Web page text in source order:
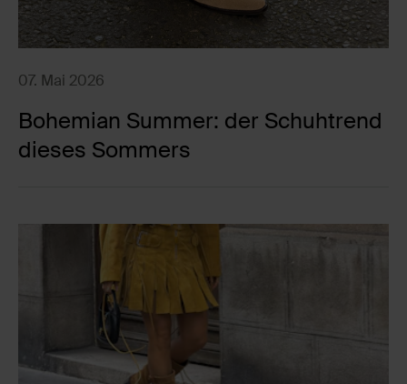
07. Mai 2026
Bohemian Summer: der Schuhtrend
dieses Sommers